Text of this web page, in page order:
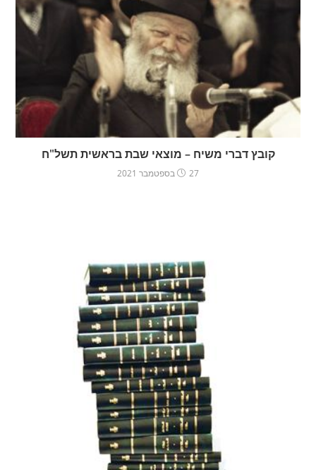
קובץ דברי משיח – מוצאי שבת בראשית תשל"ח
27 בספטמבר 2021